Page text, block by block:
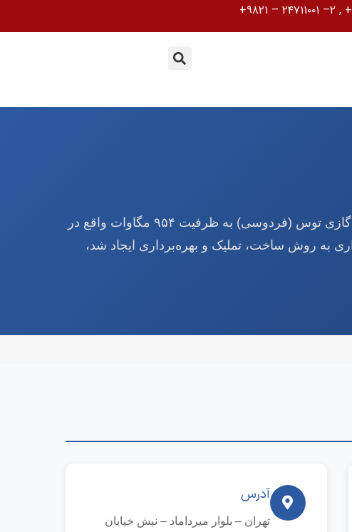
“شرکت تولید برق توس مپنا” با هدف احداث، توسعه و بهره‌برداری از نیروگاه گازی توس (فردوسی) به ظرفیت ۹۵۴ مگاوات واقع در
شد. این شرکت که دی ماه ۱۳۹۲ با سرمایه‌گذاری به روش ساخت، تملیک و بهره‌برداری ایجاد شد،
آدرس
تهران – بلوار میرداماد – نبش خیابان